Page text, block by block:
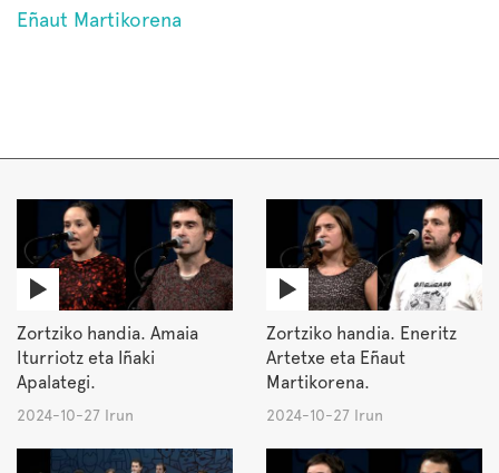
Eñaut Martikorena
Zortziko handia. Amaia
Iturriotz eta Iñaki
Apalategi.
2024-10-27 Irun
Zortziko handia. Eneritz
Artetxe eta Eñaut
Martikorena.
2024-10-27 Irun